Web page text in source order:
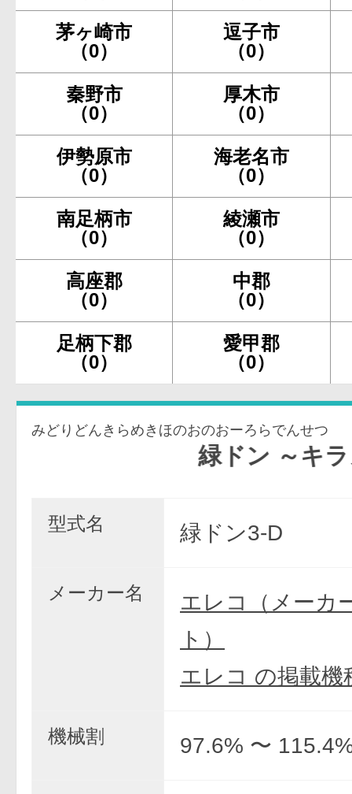
茅ヶ崎市
（0）
逗子市
（0）
秦野市
（0）
厚木市
（0）
伊勢原市
（0）
海老名市
（0）
南足柄市
（0）
綾瀬市
（0）
高座郡
（0）
中郡
（0）
足柄下郡
（0）
愛甲郡
（0）
みどりどんきらめきほのおのおーろらでんせつ
緑ドン ～キラメキ!
型式名 緑ドン3-D
メーカー名
エレコ（メーカ
ト）
エレコ の掲載機
機械割 97.6% 〜